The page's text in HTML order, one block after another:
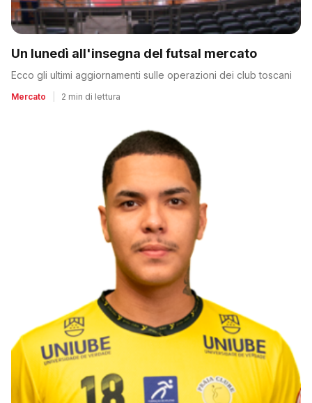
Un lunedì all'insegna del futsal mercato
Ecco gli ultimi aggiornamenti sulle operazioni dei club toscani
Mercato 2 min di lettura